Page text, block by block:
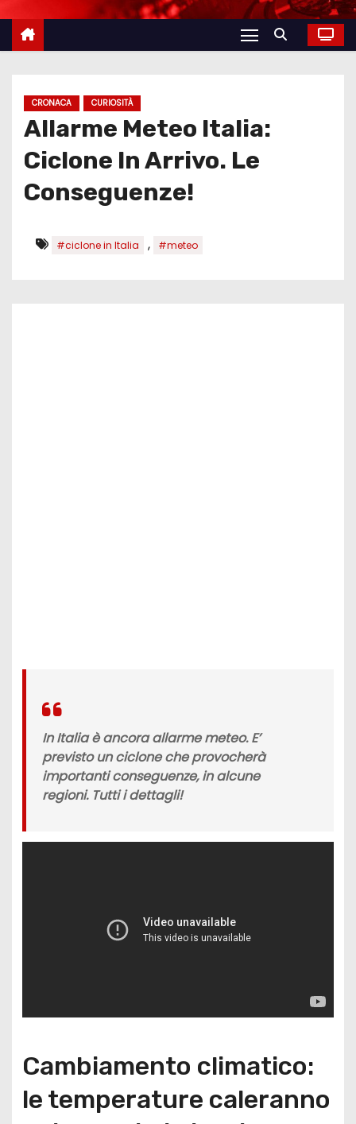
CRONACA CURIOSITÀ
Allarme Meteo Italia:
Ciclone In Arrivo. Le
Conseguenze!
#ciclone in Italia , #meteo
In Italia è ancora allarme meteo. E’
previsto un ciclone che provocherà
importanti conseguenze, in alcune
regioni. Tutti i dettagli!
Cambiamento climatico:
le temperature caleranno